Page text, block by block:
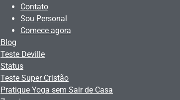
Contato
Sou Personal
Comece agora
Blog
Teste Deville
Status
Teste Super Cristão
Pratique Yoga sem Sair de Casa